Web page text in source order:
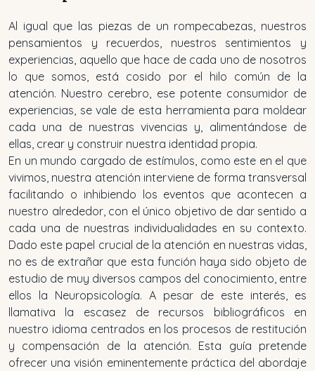
Al igual que las piezas de un rompecabezas, nuestros
pensamientos y recuerdos, nuestros sentimientos y
experiencias, aquello que hace de cada uno de nosotros
lo que somos, está cosido por el hilo común de la
atención. Nuestro cerebro, ese potente consumidor de
experiencias, se vale de esta herramienta para moldear
cada una de nuestras vivencias y, alimentándose de
ellas, crear y construir nuestra identidad propia.
En un mundo cargado de estímulos, como este en el que
vivimos, nuestra atención interviene de forma transversal
facilitando o inhibiendo los eventos que acontecen a
nuestro alrededor, con el único objetivo de dar sentido a
cada una de nuestras individualidades en su contexto.
Dado este papel crucial de la atención en nuestras vidas,
no es de extrañar que esta función haya sido objeto de
estudio de muy diversos campos del conocimiento, entre
ellos la Neuropsicología. A pesar de este interés, es
llamativa la escasez de recursos bibliográficos en
nuestro idioma centrados en los procesos de restitución
y compensación de la atención. Esta guía pretende
ofrecer una visión eminentemente práctica del abordaje